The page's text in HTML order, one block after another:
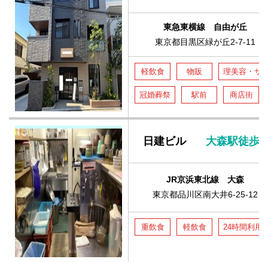
東急東横線 自由が丘
東京都目黒区緑が丘2-7-11
軽飲食 物販 理美容・サ
冠婚葬祭 駅前 商店街
日建ビル 大森駅徒歩
JR京浜東北線 大森
東京都品川区南大井6-25-12
重飲食 軽飲食 24時間利用